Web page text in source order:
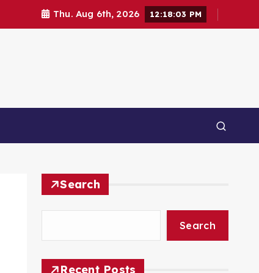
Thu. Aug 6th, 2026 12:18:04 PM
Search
Search
Recent Posts